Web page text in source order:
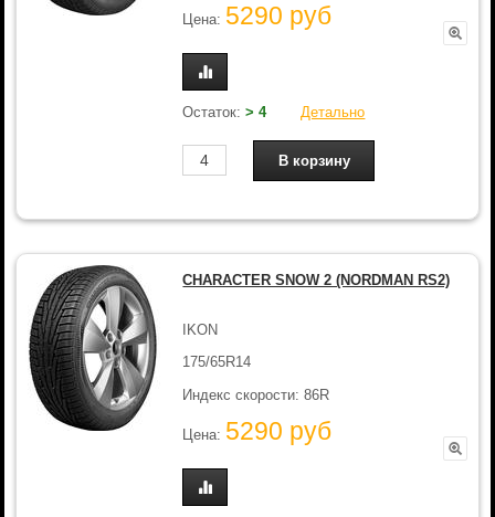
Цена: 5290 руб
Остаток:> 4 Детально
CHARACTER SNOW 2 (NORDMAN RS2)
IKON
175/65R14
Индекс скорости: 86R
Цена: 5290 руб